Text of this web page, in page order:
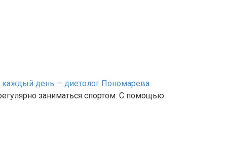
каждый день — диетолог Пономарева
заниматься спортом. С помощью